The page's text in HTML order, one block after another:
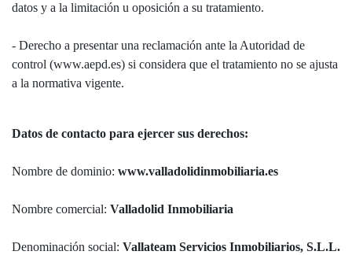
datos y a la limitación u oposición a su tratamiento.
- Derecho a presentar una reclamación ante la Autoridad de
control (www.aepd.es) si considera que el tratamiento no se ajusta
a la normativa vigente.
Datos de contacto para ejercer sus derechos:
Nombre de dominio: www.valladolidinmobiliaria.es
Nombre comercial: Valladolid Inmobiliaria
Denominación social: Vallateam Servicios Inmobiliarios, S.L.L.